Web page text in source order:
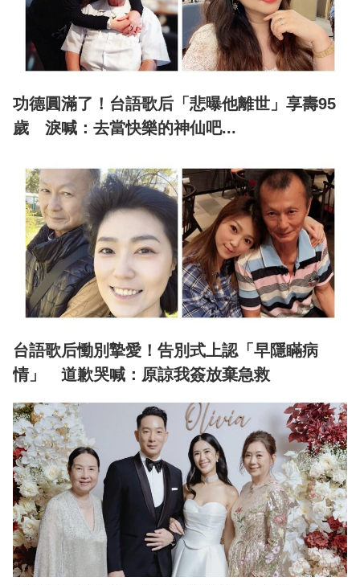
功德圓滿了！台語歌后「悲曝他離世」享壽95
歲 淚喊：去當快樂的神仙吧...
台語歌后慟別摯愛！告別式上認「早隱瞞病
情」 道歉哭喊：原諒我簽放棄急救